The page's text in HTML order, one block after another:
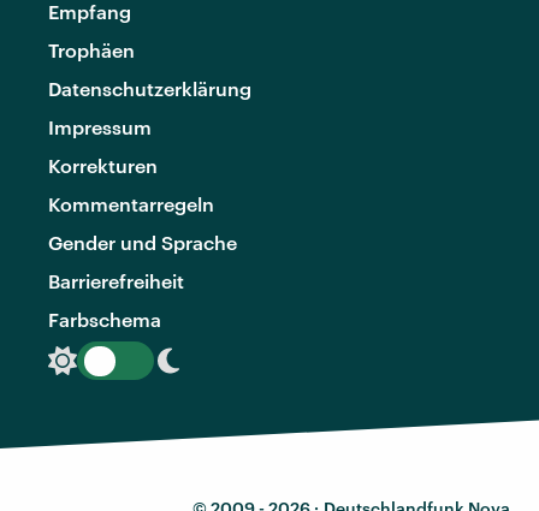
Empfang
Trophäen
Datenschutzerklärung
Impressum
Korrekturen
Kommentarregeln
Gender und Sprache
Barrierefreiheit
Farbschema